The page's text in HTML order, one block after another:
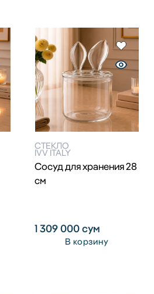
СТЕКЛО
IVV ITALY
Сосуд для хранения 28
см
1 309 000сум
В корзину